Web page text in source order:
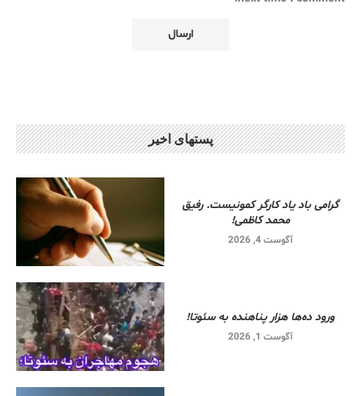
پستهای اخیر
گرامی باد یاد کارگر کمونیست. رفیق
محمد کاظمی!
آگوست 4, 2026
ورود ده‌ها هزار پناهنده به سئوتا!
آگوست 1, 2026